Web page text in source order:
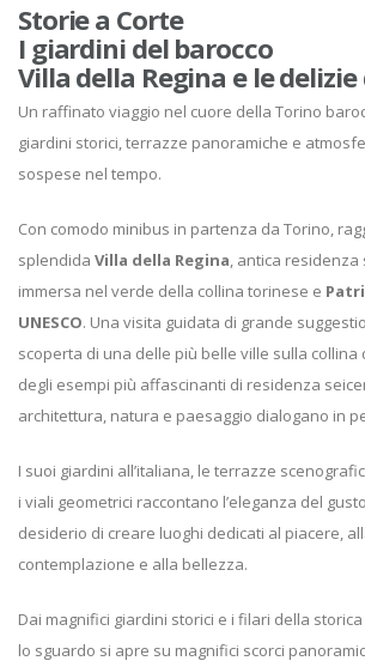
Storie a Corte
I giardini del barocco
Villa della Regina e le
Un raffinato viaggio nel cuore della Torino
giardini storici, terrazze panoramiche e
sospese nel tempo.
Con comodo minibus in partenza da Torino,
splendida Villa della Regina, antica residenza
immersa nel verde della collina torinese e
UNESCO. Una visita guidata di grande
scoperta di una delle più belle ville sulla collina
degli esempi più affascinanti di residenza
architettura, natura e paesaggio dialogano in
I suoi giardini all’italiana, le terrazze
i viali geometrici raccontano l’eleganza del
desiderio di creare luoghi dedicati al piacere,
contemplazione e alla bellezza.
Dai magnifici giardini storici e i filari della
lo sguardo si apre su magnifici scorci